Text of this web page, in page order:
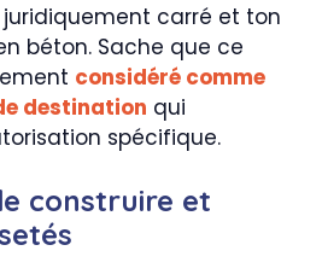
juridiquement carré et ton
béton. Sache que ce
considéré comme
destination qui
spécifique.
construire et